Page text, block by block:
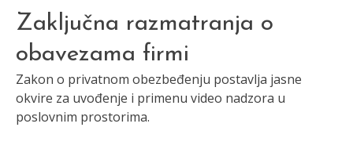
Zaključna razmatranja o
obavezama firmi
Zakon o privatnom obezbeđenju postavlja jasne
okvire za uvođenje i primenu video nadzora u
poslovnim prostorima.